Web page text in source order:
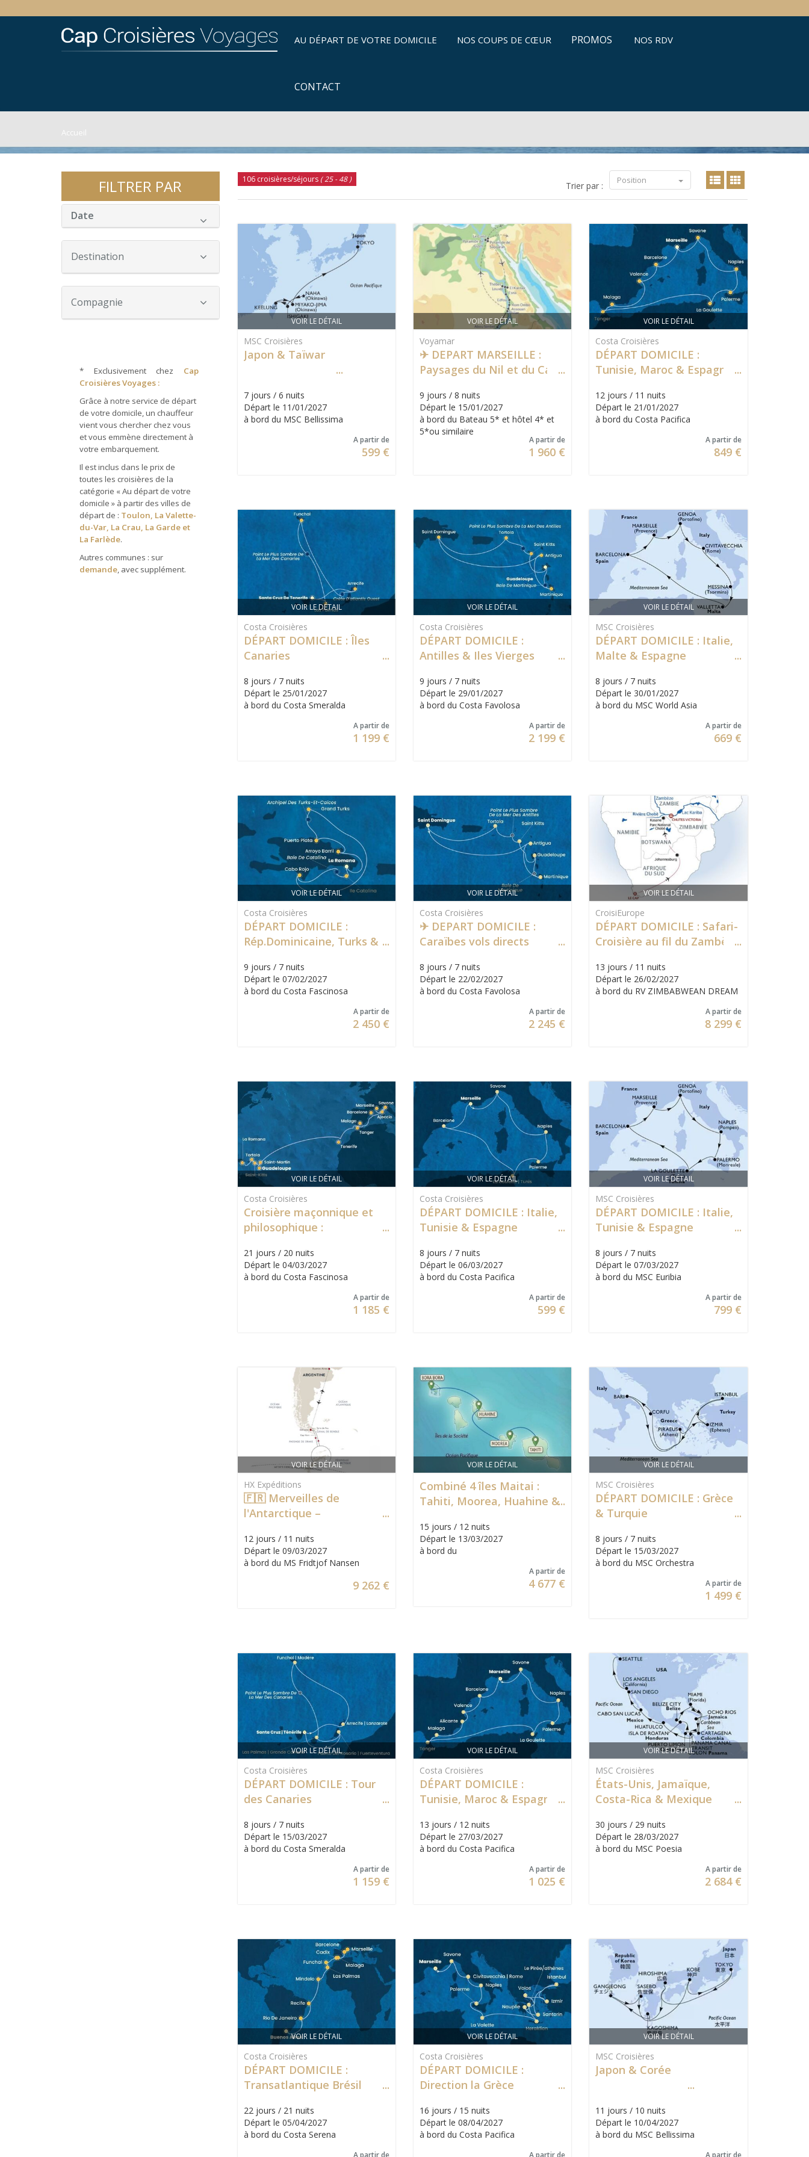
AU DÉPART DE VOTRE DOMICILE NOS COUPS DE CŒUR PROMOS NOS RDV
CONTACT
Accueil
FILTRER PAR
Date
Destination
Compagnie
* Exclusivement chez Cap
Croisières Voyages :
Grâce à notre service de départ
de votre domicile, un chauffeur
vient vous chercher chez vous
et vous emmène directement à
votre embarquement.
Il est inclus dans le prix de
toutes les croisières de la
catégorie « Au départ de votre
domicile » à partir des villes de
départ de : Toulon, La Valette-
du-Var, La Crau, La Garde et
La Farlède.
Autres communes : sur
demande, avec supplément.
106 croisières/séjours ( 25 - 48 )
Trier par : Position
VOIR LE DÉTAIL
MSC Croisières
Japon & Taïwan
7 jours / 6 nuits
Départ le 11/01/2027
à bord du MSC Bellissima
A partir de
599 €
VOIR LE DÉTAIL
Voyamar
✈ DEPART MARSEILLE :
Paysages du Nil et du Caire
9 jours / 8 nuits
Départ le 15/01/2027
à bord du Bateau 5* et hôtel 4* et
5*ou similaire
A partir de
1 960 €
VOIR LE DÉTAIL
Costa Croisières
DÉPART DOMICILE :
Tunisie, Maroc & Espagne
12 jours / 11 nuits
Départ le 21/01/2027
à bord du Costa Pacifica
A partir de
849 €
VOIR LE DÉTAIL
Costa Croisières
DÉPART DOMICILE : Îles
Canaries
8 jours / 7 nuits
Départ le 25/01/2027
à bord du Costa Smeralda
A partir de
1 199 €
VOIR LE DÉTAIL
Costa Croisières
DÉPART DOMICILE :
Antilles & Iles Vierges
9 jours / 7 nuits
Départ le 29/01/2027
à bord du Costa Favolosa
A partir de
2 199 €
VOIR LE DÉTAIL
MSC Croisières
DÉPART DOMICILE : Italie,
Malte & Espagne
8 jours / 7 nuits
Départ le 30/01/2027
à bord du MSC World Asia
A partir de
669 €
VOIR LE DÉTAIL
Costa Croisières
DÉPART DOMICILE :
Rép.Dominicaine, Turks &
9 jours / 7 nuits
Départ le 07/02/2027
à bord du Costa Fascinosa
A partir de
2 450 €
VOIR LE DÉTAIL
Costa Croisières
✈ DEPART DOMICILE :
Caraïbes vols directs
8 jours / 7 nuits
Départ le 22/02/2027
à bord du Costa Favolosa
A partir de
2 245 €
VOIR LE DÉTAIL
CroisiEurope
DÉPART DOMICILE : Safari-
Croisière au fil du Zambèze
13 jours / 11 nuits
Départ le 26/02/2027
à bord du RV ZIMBABWEAN DREAM
A partir de
8 299 €
VOIR LE DÉTAIL
Costa Croisières
Croisière maçonnique et
philosophique :
21 jours / 20 nuits
Départ le 04/03/2027
à bord du Costa Fascinosa
A partir de
1 185 €
VOIR LE DÉTAIL
Costa Croisières
DÉPART DOMICILE : Italie,
Tunisie & Espagne
8 jours / 7 nuits
Départ le 06/03/2027
à bord du Costa Pacifica
A partir de
599 €
VOIR LE DÉTAIL
MSC Croisières
DÉPART DOMICILE : Italie,
Tunisie & Espagne
8 jours / 7 nuits
Départ le 07/03/2027
à bord du MSC Euribia
A partir de
799 €
VOIR LE DÉTAIL
HX Expéditions
🇫🇷 Merveilles de
l'Antarctique –
12 jours / 11 nuits
Départ le 09/03/2027
à bord du MS Fridtjof Nansen
9 262 €
VOIR LE DÉTAIL
Combiné 4 îles Maitai :
Tahiti, Moorea, Huahine &
15 jours / 12 nuits
Départ le 13/03/2027
à bord du
A partir de
4 677 €
VOIR LE DÉTAIL
MSC Croisières
DÉPART DOMICILE : Grèce
& Turquie
8 jours / 7 nuits
Départ le 15/03/2027
à bord du MSC Orchestra
A partir de
1 499 €
VOIR LE DÉTAIL
Costa Croisières
DÉPART DOMICILE : Tour
des Canaries
8 jours / 7 nuits
Départ le 15/03/2027
à bord du Costa Smeralda
A partir de
1 159 €
VOIR LE DÉTAIL
Costa Croisières
DÉPART DOMICILE :
Tunisie, Maroc & Espagne
13 jours / 12 nuits
Départ le 27/03/2027
à bord du Costa Pacifica
A partir de
1 025 €
VOIR LE DÉTAIL
MSC Croisières
États-Unis, Jamaïque,
Costa-Rica & Mexique
30 jours / 29 nuits
Départ le 28/03/2027
à bord du MSC Poesia
A partir de
2 684 €
VOIR LE DÉTAIL
Costa Croisières
DÉPART DOMICILE :
Transatlantique Brésil
22 jours / 21 nuits
Départ le 05/04/2027
à bord du Costa Serena
A partir de
VOIR LE DÉTAIL
Costa Croisières
DÉPART DOMICILE :
Direction la Grèce
16 jours / 15 nuits
Départ le 08/04/2027
à bord du Costa Pacifica
A partir de
VOIR LE DÉTAIL
MSC Croisières
Japon & Corée
11 jours / 10 nuits
Départ le 10/04/2027
à bord du MSC Bellissima
A partir de